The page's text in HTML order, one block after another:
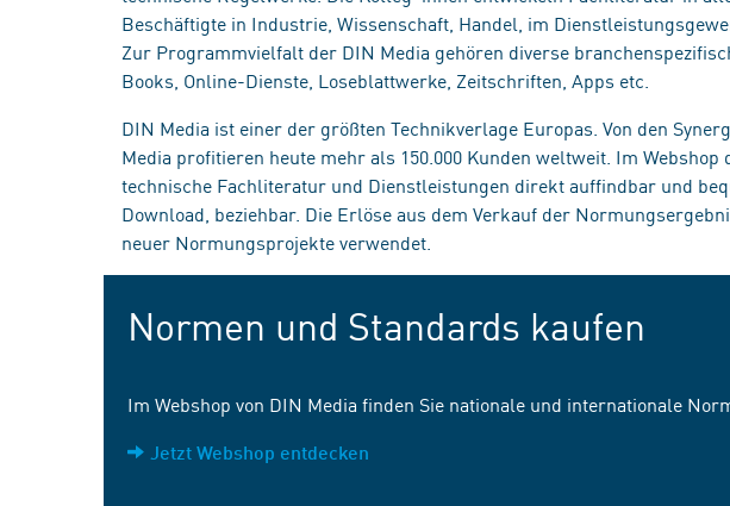
Beschäftigte in Industrie, Wissenschaft, Handel, im
Zur Programmvielfalt der DIN Media gehören diverse
Books, Online-Dienste, Loseblattwerke, Zeitschriften, Apps etc.
DIN Media ist einer der größten Technikverlage Europas. Von den
Media profitieren heute mehr als 150.000 Kunden weltweit. Im Webshop
technische Fachliteratur und Dienstleistungen direkt auffindbar und
Download, beziehbar. Die Erlöse aus dem Verkauf der
neuer Normungsprojekte verwendet.
Normen und Standards kaufen
Im Webshop von DIN Media finden Sie nationale und internationale
Jetzt Webshop entdecken